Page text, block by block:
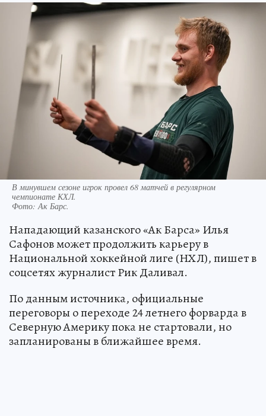
В минувшем сезоне игрок провел 68 матчей в регулярном
чемпионате КХЛ.
Фото:Ак Барс.
Нападающий казанского «Ак Барса» Илья
Сафонов может продолжить карьеру в
Национальной хоккейной лиге (НХЛ), пишет в
соцсетях журналист Рик Даливал.
По данным источника, официальные
переговоры о переходе 24 летнего форварда в
Северную Америку пока не стартовали, но
запланированы в ближайшее время.